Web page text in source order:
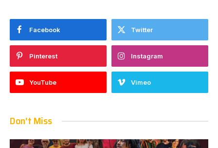
Facebook Twitter
Pinterest Instagram
YouTube Vimeo
Don't Miss